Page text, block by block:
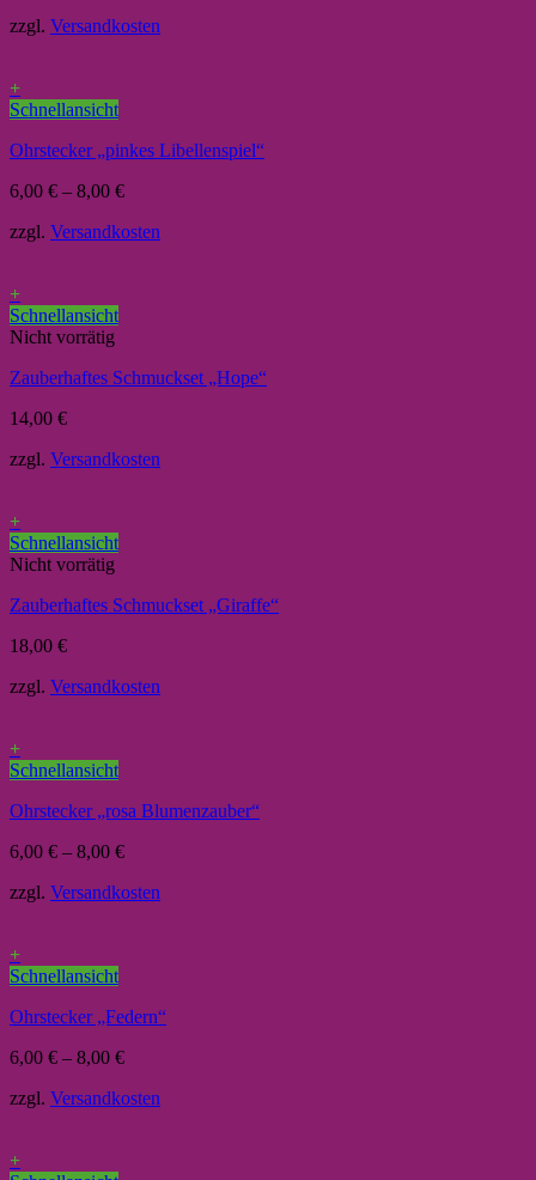
zzgl. Versandkosten
+
Schnellansicht
Ohrstecker „pinkes Libellenspiel“
6,00 € – 8,00 €
zzgl. Versandkosten
+
Schnellansicht
Nicht vorrätig
Zauberhaftes Schmuckset „Hope“
14,00 €
zzgl. Versandkosten
+
Schnellansicht
Nicht vorrätig
Zauberhaftes Schmuckset „Giraffe“
18,00 €
zzgl. Versandkosten
+
Schnellansicht
Ohrstecker „rosa Blumenzauber“
6,00 € – 8,00 €
zzgl. Versandkosten
+
Schnellansicht
Ohrstecker „Federn“
6,00 € – 8,00 €
zzgl. Versandkosten
+